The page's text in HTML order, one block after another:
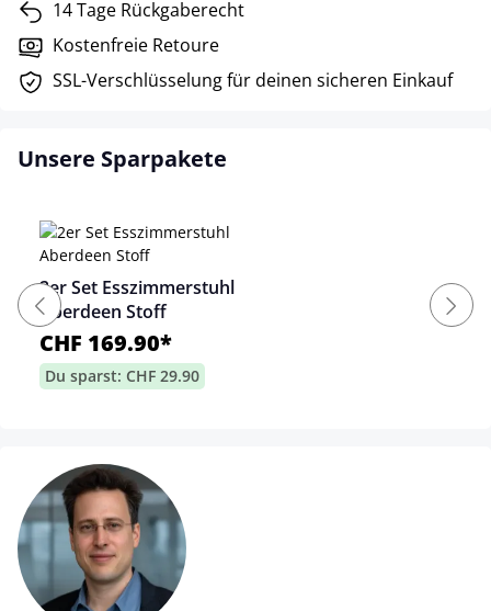
14 Tage Rückgaberecht
Kostenfreie Retoure
SSL-Verschlüsselung für deinen sicheren Einkauf
Unsere Sparpakete
2er Set Esszimmerstuhl
Aberdeen Stoff
CHF 169.90*
Du sparst: CHF 29.90